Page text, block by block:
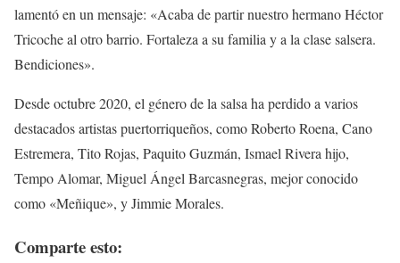
lamentó en un mensaje: «Acaba de partir nuestro hermano Héctor
Tricoche al otro barrio. Fortaleza a su familia y a la clase salsera.
Bendiciones».
Desde octubre 2020, el género de la salsa ha perdido a varios
destacados artistas puertorriqueños, como Roberto Roena, Cano
Estremera, Tito Rojas, Paquito Guzmán, Ismael Rivera hijo,
Tempo Alomar, Miguel Ángel Barcasnegras, mejor conocido
como «Meñique», y Jimmie Morales.
Comparte esto: